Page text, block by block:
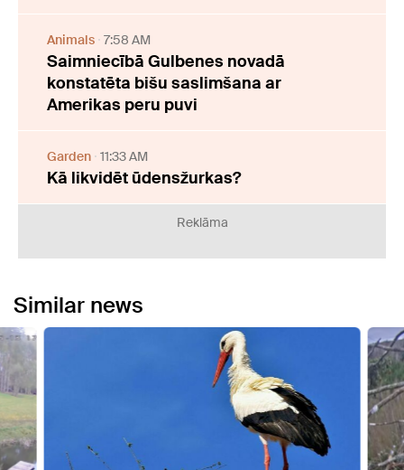
Animals 7:58 AM
Saimniecībā Gulbenes novadā
konstatēta bišu saslimšana ar
Amerikas peru puvi
Garden 11:33 AM
Kā likvidēt ūdensžurkas?
Reklāma
Similar news